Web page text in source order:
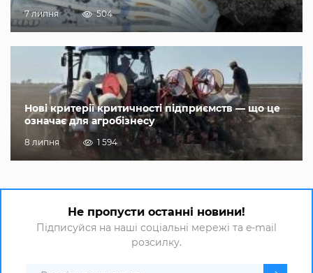
7 липня 504
Нові критерії критичності підприємств — що це
означає для агробізнесу
8 липня 1 594
Не пропусти останні новини!
Підписуйся на наші соціальні мережі та e-mail
розсилку.